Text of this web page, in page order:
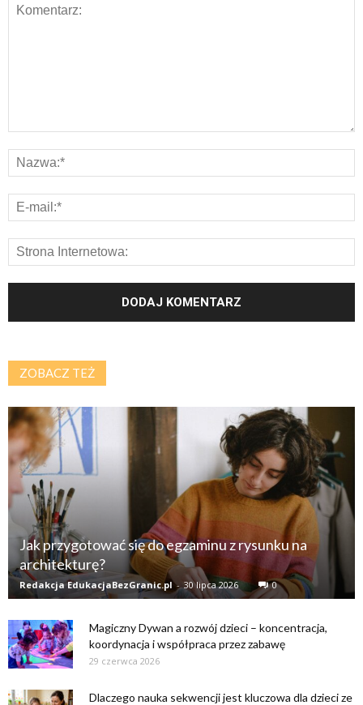
ZOBACZ TEŻ
Jak przygotować się do egzaminu z rysunku na
architekturę?
Redakcja EdukacjaBezGranic.pl - 30 lipca 2026 0
Magiczny Dywan a rozwój dzieci – koncentracja,
koordynacja i współpraca przez zabawę
29 czerwca 2026
Dlaczego nauka sekwencji jest kluczowa dla dzieci ze